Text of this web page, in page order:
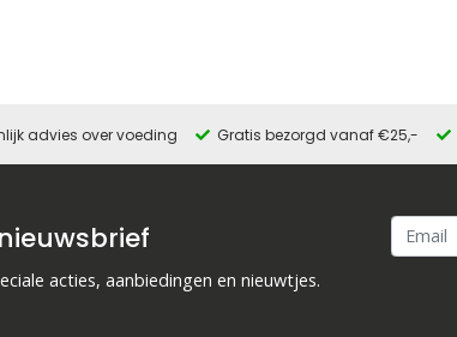
advies over voeding Gratis bezorgd vanaf €25,-
acties, aanbiedingen en nieuwtjes.